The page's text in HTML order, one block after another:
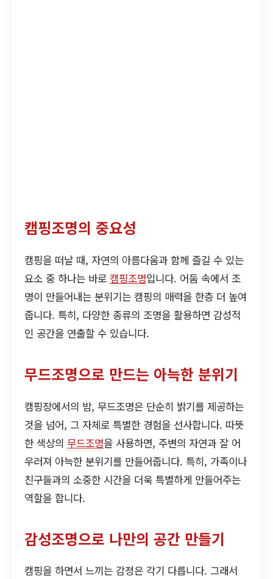
캠핑조명의 중요성
캠핑을 떠날 때, 자연의 아름다움과 함께 즐길 수 있는
요소 중 하나는 바로 캠핑조명입니다. 어둠 속에서 조
명이 만들어내는 분위기는 캠핑의 매력을 한층 더 높여
줍니다. 특히, 다양한 종류의 조명을 활용하면 감성적
인 공간을 연출할 수 있습니다.
무드조명으로 만드는 아늑한 분위기
캠핑장에서의 밤, 무드조명은 단순히 밝기를 제공하는
것을 넘어, 그 자체로 특별한 경험을 선사합니다. 따뜻
한 색상의 무드조명을 사용하면, 주변의 자연과 잘 어
우러져 아늑한 분위기를 만들어줍니다. 특히, 가족이나
친구들과의 소중한 시간을 더욱 특별하게 만들어주는
역할을 합니다.
감성조명으로 나만의 공간 만들기
캠핑을 하면서 느끼는 감정은 각기 다릅니다. 그래서